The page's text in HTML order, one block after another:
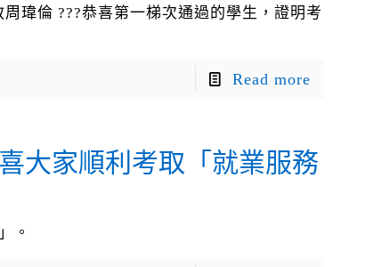
瑋倫 ???恭喜第一梯次通過的學生，證明考
Read more
大家順利考取「就業服務
。